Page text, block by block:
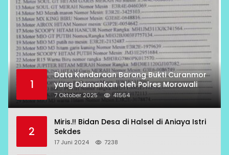
1
Data Kendaraan Barang Bukti Curanmor
yang Diamankan oleh Polres Morowali
7 Oktober 2025 41564
2
Miris.!! Bidan Desa di Halsel di Aniaya Istri
Sekdes
17 Juni 2024 7238